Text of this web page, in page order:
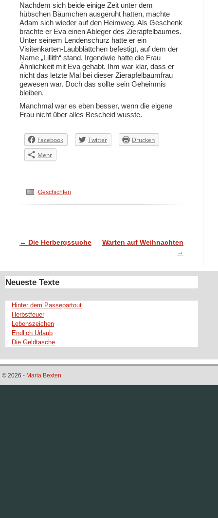
Nachdem sich beide einige Zeit unter dem
hübschen Bäumchen ausgeruht hatten, machte
Adam sich wieder auf den Heimweg. Als Geschenk
brachte er Eva einen Ableger des Zierapfelbaumes.
Unter seinem Lendenschurz hatte er ein
Visitenkarten-Laubblättchen befestigt, auf dem der
Name „Lillith“ stand. Irgendwie hatte die Frau
Ähnlichkeit mit Eva gehabt. Ihm war klar, dass er
nicht das letzte Mal bei dieser Zierapfelbaumfrau
gewesen war. Doch das sollte sein Geheimnis
bleiben.
Manchmal war es eben besser, wenn die eigene
Frau nicht über alles Bescheid wusste.
Facebook Twitter
Drucken
Mehr
Geschichten
Artikelnavigation
← Die Herbergssuche
Warten auf Weihnachten
→
Neueste Texte
Hinter dem Passepartout
Herbstfeuer
Lebenszeichen
Endlich Urlaub
Die Geldtasche
© 2026 - Maria Bexten